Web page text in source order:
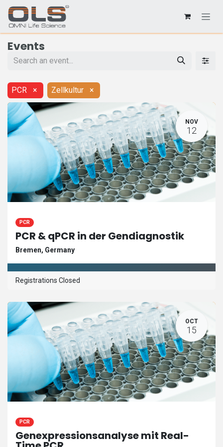
Events
PCR × Zellkultur ×
NOV
12
PCR
PCR & qPCR in der Gendiagnostik
Bremen, Germany
Registrations Closed
OCT
15
PCR
Genexpressionsanalyse mit Real-